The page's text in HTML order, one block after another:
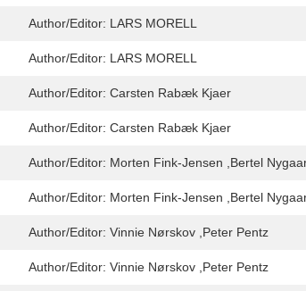
Author/Editor: LARS MORELL
Author/Editor: LARS MORELL
Author/Editor: Carsten Rabæk Kjaer
Author/Editor: Carsten Rabæk Kjaer
Author/Editor: Morten Fink-Jensen ,Bertel
Author/Editor: Morten Fink-Jensen ,Bertel
Author/Editor: Vinnie Nørskov ,Peter Pentz
Author/Editor: Vinnie Nørskov ,Peter Pentz